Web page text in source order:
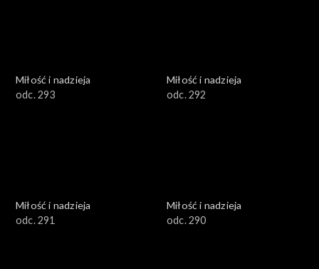
Miłość i nadzieja
odc. 293
Miłość i nadzieja
odc. 292
Miłość i nadzieja
odc. 291
Miłość i nadzieja
odc. 290